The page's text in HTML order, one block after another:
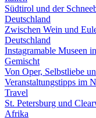
Südtirol und der
Deutschland
Zwischen Wein und
Deutschland
Instagramable Museen
Gemischt
Von Oper, Selbstliebe
Veranstaltungstipps im
Travel
St. Petersburg und
Afrika